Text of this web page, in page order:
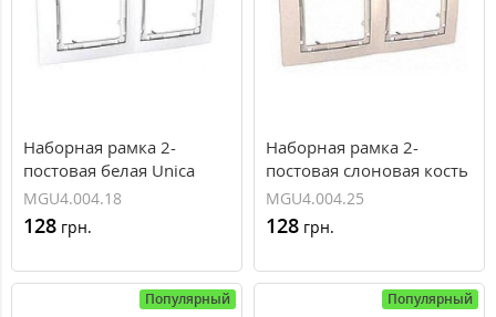
Наборная рамка 2-
постовая белая Unica
Colors MGU4.004.18
MGU4.004.18
128 грн.
Наборная рамка 2-
постовая слоновая кость
Unica Colors
MGU4.004.25
MGU4.004.25
128 грн.
Популярный Популярный